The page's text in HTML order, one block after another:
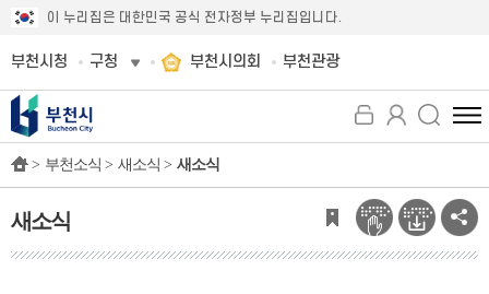
이 누리집은 대한민국 공식 전자정부 누리집입니다.
부천시청 구청 부천시의회 부천관광
전
체
뉴
보
기
> 부천소식 > 새소식 > 새소식
새소식